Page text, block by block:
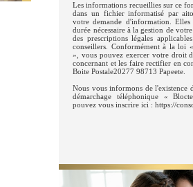
Les informations recueillies sur ce
dans un fichier informatisé par
votre demande d'information. Elles
durée nécessaire à la gestion de
des prescriptions légales
conseillers. Conformément à la loi
», vous pouvez exercer votre droit
concernant et les faire rectifier en
Boite Postale20277 98713 Papeete.
Nous vous informons de l'existence
démarchage téléphonique «
pouvez vous inscrire ici : https://